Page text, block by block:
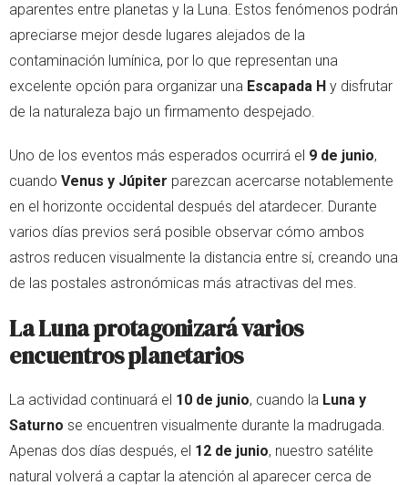
aparentes entre planetas y la Luna. Estos fenómenos podrán
apreciarse mejor desde lugares alejados de la
contaminación lumínica, por lo que representan una
excelente opción para organizar una Escapada H y disfrutar
de la naturaleza bajo un firmamento despejado.
Uno de los eventos más esperados ocurrirá el 9 de junio,
cuando Venus y Júpiter parezcan acercarse notablemente
en el horizonte occidental después del atardecer. Durante
varios días previos será posible observar cómo ambos
astros reducen visualmente la distancia entre sí, creando una
de las postales astronómicas más atractivas del mes.
La Luna protagonizará varios
encuentros planetarios
La actividad continuará el 10 de junio, cuando la Luna y
Saturno se encuentren visualmente durante la madrugada.
Apenas dos días después, el 12 de junio, nuestro satélite
natural volverá a captar la atención al aparecer cerca de